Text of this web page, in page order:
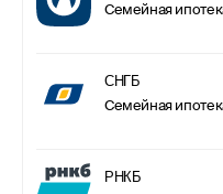
Семейная
СНГБ
Семейная
РНКБ